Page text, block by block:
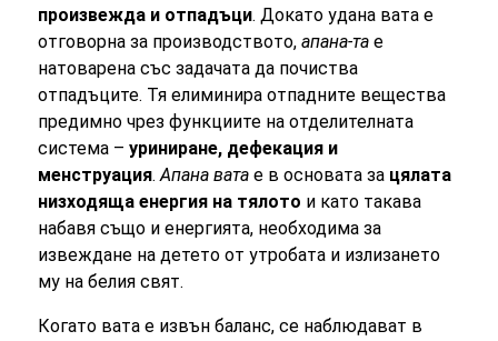
произвежда и отпадъци. Докато удана вата е
отговорна за производството,апана-та е
натоварена със задачата да почиства
отпадъците. Тя елиминира отпадните вещества
предимно чрез функциите на отделителната
система – уриниране, дефекация и
менструация.Апана вата е в основата за цялата
низходяща енергия на тялото и като такава
набавя също и енергията, необходима за
извеждане на детето от утробата и излизането
му на белия свят.
Когато вата е извън баланс, се наблюдават в